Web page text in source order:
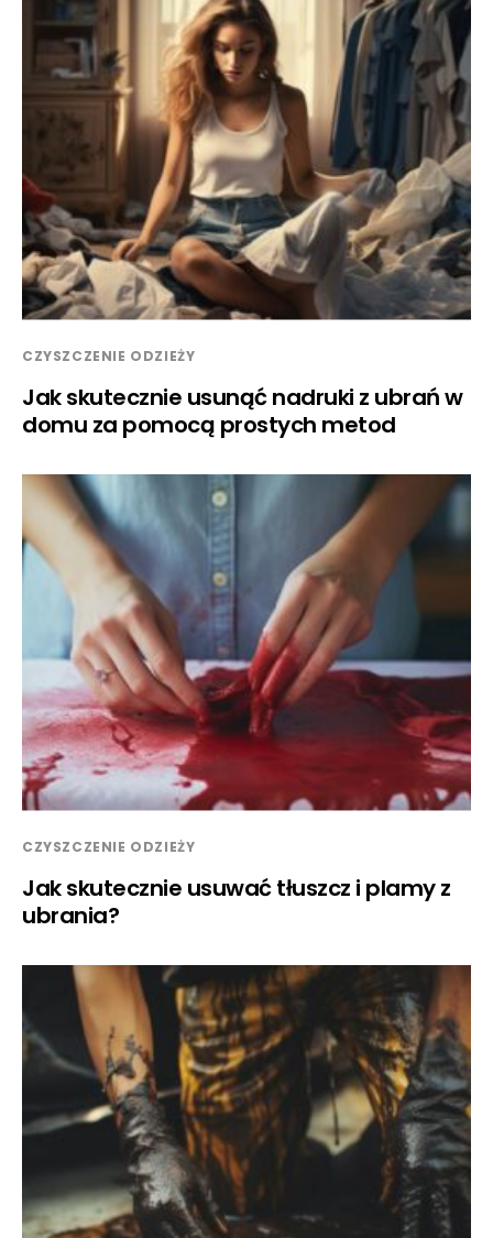
CZYSZCZENIE ODZIEŻY
Jak skutecznie usunąć nadruki z ubrań w
domu za pomocą prostych metod
CZYSZCZENIE ODZIEŻY
Jak skutecznie usuwać tłuszcz i plamy z
ubrania?